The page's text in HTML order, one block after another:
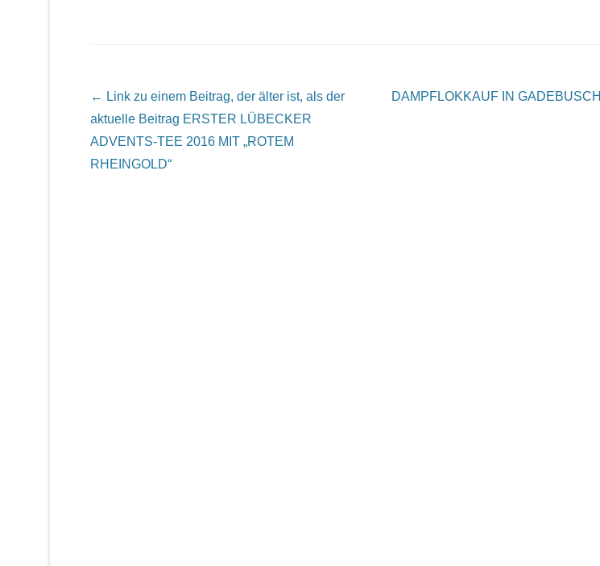
Beitrags Übersicht
← Link zu einem Beitrag, der älter ist, als der
aktuelle Beitrag ERSTER LÜBECKER
ADVENTS-TEE 2016 MIT „ROTEM
RHEINGOLD“
DAMPFLOKKAUF IN GADEBUSCH